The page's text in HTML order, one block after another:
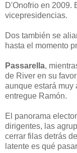
D'Onofrio en 2009.
vicepresidencias.
Dos también se
hasta el momento
Passarella,
de River en su
aunque estará muy
entregue Ramón.
El panorama
dirigentes, las
cerrar filas detrás
latente es qué